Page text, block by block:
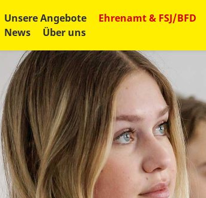
Unsere Angebote Ehrenamt & FSJ/BFD
News
Über uns